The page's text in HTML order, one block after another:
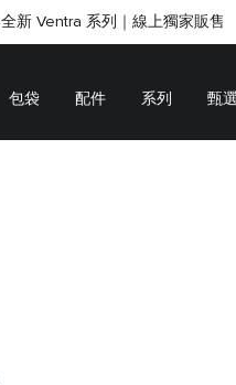
全新 Ventra 系列｜線上獨家販售
包袋 配件 系列 甄